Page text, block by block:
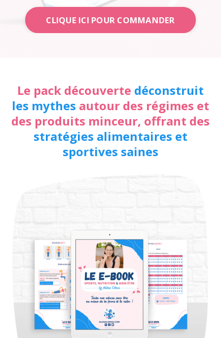
CLIQUE ICI POUR COMMANDER
Le pack découverte déconstruit
les mythes autour des régimes et
des produits minceur, offrant des
stratégies alimentaires et
sportives saines